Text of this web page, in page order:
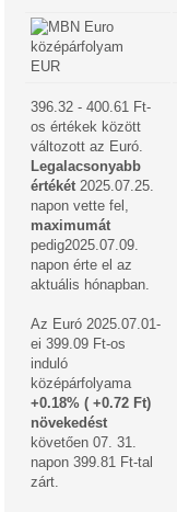
EUR
396.32 - 400.61 Ft-
os értékek között
változott az Euró.
Legalacsonyabb
értékét 2025.07.25.
napon vette fel,
maximumát
pedig2025.07.09.
napon érte el az
aktuális hónapban.
Az Euró 2025.07.01-
ei 399.09 Ft-os
induló
középárfolyama
+0.18% ( +0.72 Ft)
növekedést
követően 07. 31.
napon 399.81 Ft-tal
zárt.